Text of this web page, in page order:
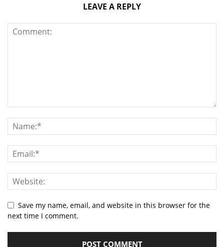
LEAVE A REPLY
Save my name, email, and website in this browser for the
next time I comment.